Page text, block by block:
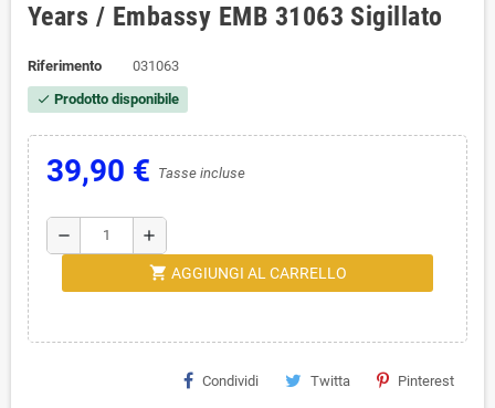
Years / Embassy EMB 31063 Sigillato
Riferimento 031063
check Prodotto disponibile
39,90 € Tasse incluse
remove add
shopping_cart AGGIUNGI AL CARRELLO
Condividi Twitta Pinterest